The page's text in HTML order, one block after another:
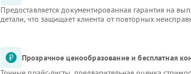
Предоставляется документированная гарантия на
детали, что защищает клиента от повторных
Прозрачное ценообразование и бесплатная